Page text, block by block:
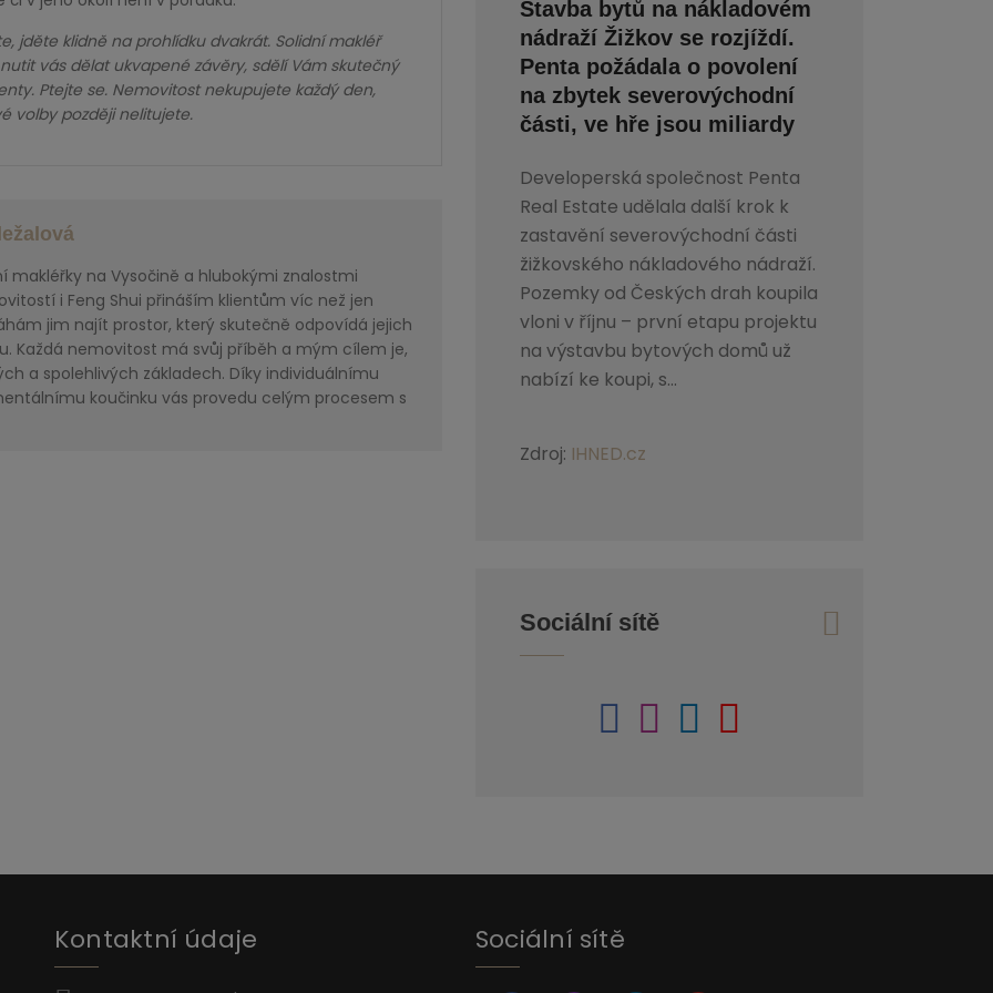
jděte klidně na prohlídku dvakrát. Solidní makléř
vás dělat ukvapené závěry, sdělí Vám skutečný
Ptejte se. Nemovitost nekupujete každý den,
volby později nelitujete.
makléřky na Vysočině a hlubokými znalostmi
i Feng Shui přináším klientům víc než jen
jim najít prostor, který skutečně odpovídá jejich
Každá nemovitost má svůj příběh a mým cílem je,
a spolehlivých základech. Díky individuálnímu
koučinku vás provedu celým procesem s
Stavba bytů na nákladovém
nádraží Žižkov se rozjíždí.
Penta požádala o povolení
na zbytek severovýchodní
části, ve hře jsou miliardy
Developerská společnost Penta
Real Estate udělala další krok k
zastavění severovýchodní části
žižkovského nákladového nádraží.
Pozemky od Českých drah koupila
vloni v říjnu – první etapu projektu
na výstavbu bytových domů už
nabízí ke koupi, s...
Zdroj: IHNED.cz
Sociální sítě
Kontaktní údaje Sociální sítě